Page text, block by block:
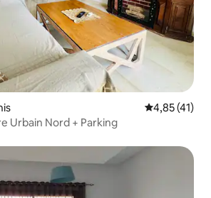
Évaluation
4,85 (41)
Urbain Nord + Parking